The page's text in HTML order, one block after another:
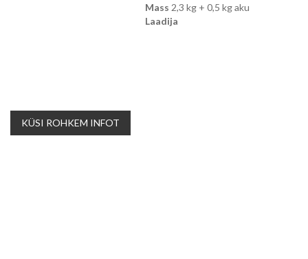
Mass 2,3 kg + 0,5 kg aku
Laadija
KÜSI ROHKEM INFOT